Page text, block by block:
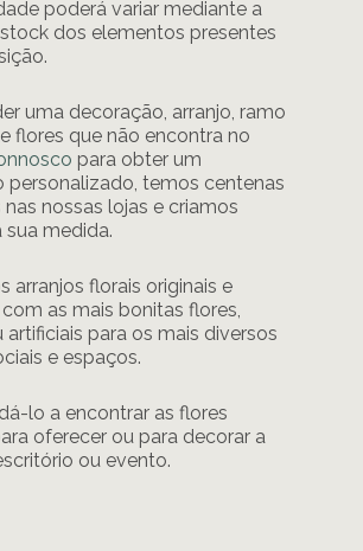
poderá variar mediante a
dos elementos presentes
uma decoração, arranjo, ramo
flores que não encontra no
para obter um
personalizado, temos centenas
nossas lojas e criamos
medida.
arranjos florais originais e
as mais bonitas flores,
artificiais para os mais diversos
e espaços.
lo a encontrar as flores
oferecer ou para decorar a
ou evento.